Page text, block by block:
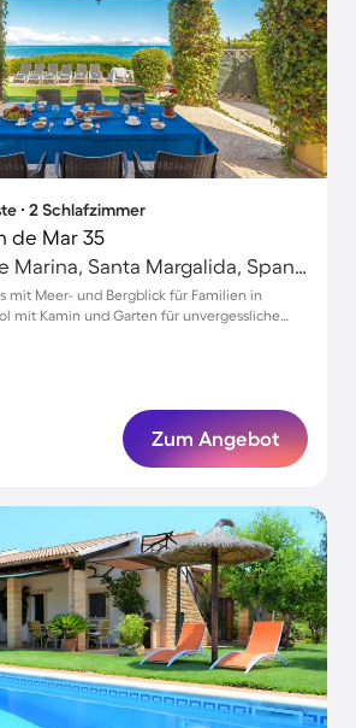
∙ 2 Schlafzimmer
de Mar 35
Son Serra de Marina, Santa Margalida, Spanien
mit Meer- und Bergblick für Familien in
mit Kamin und Garten für unvergessliche
Zum Angebot